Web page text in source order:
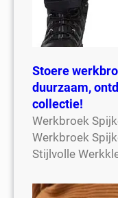
Stoere
duurzaam,
collectie!
Werkbroek
Werkbroek
Stijlvolle